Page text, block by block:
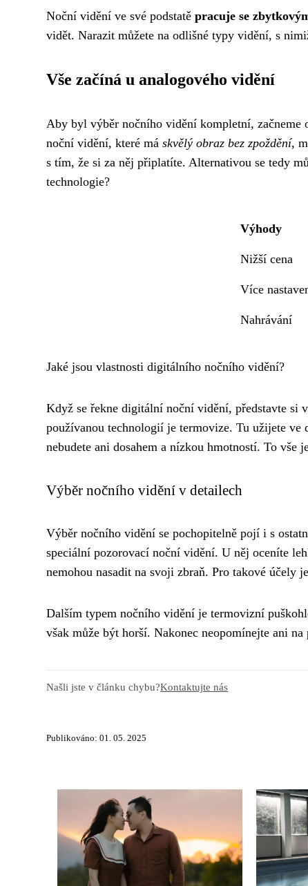
Noční vidění ve své podstatě pracuje se
vidět. Narazit můžete na odlišné typy vidění, s
Vše začíná u analogového vidění
Aby byl výběr nočního vidění kompletní, začneme
noční vidění, které má skvělý obraz bez zpoždění,
s tím, že si za něj připlatíte. Alternativou se tedy
technologie?
Výhody
Nižší cena
Více
Nahrávání
Jaké jsou vlastnosti digitálního nočního vidění?
Když se řekne digitální noční vidění, představte si
používanou technologií je termovize. Tu užijete
nebudete ani dosahem a nízkou hmotností. To vše
Výběr nočního vidění v detailech
Výběr nočního vidění se pochopitelně pojí i s
speciální pozorovací noční vidění. U něj oceníte
nemohou nasadit na svoji zbraň. Pro takové účely
Dalším typem nočního vidění je termovizní
však může být horší. Nakonec neopomínejte ani
Našli jste v článku chybu?Kontaktujte nás
Publikováno: 01. 05. 2025